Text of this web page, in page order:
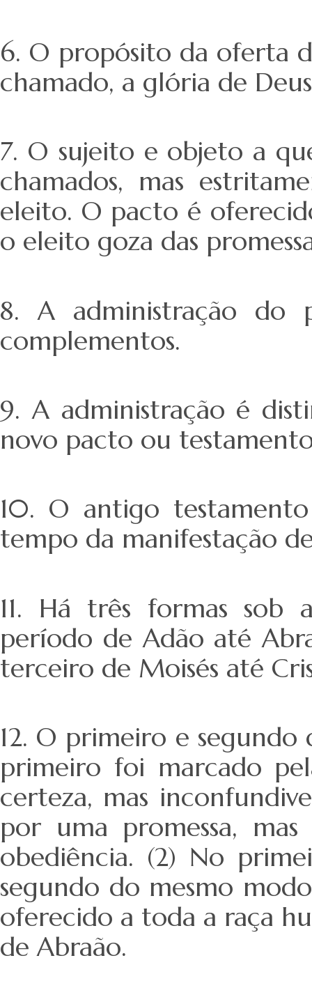
6. O propósito da oferta
chamado, a glória de
7. O sujeito e objeto a
chamados, mas
eleito. O pacto é
o eleito goza das
8. A administração do
complementos.
9. A administração é
novo pacto ou
10. O antigo
tempo da manifestação
11. Há três formas
período de Adão até
terceiro de Moisés até
12. O primeiro e segundo
primeiro foi marcado
certeza, mas
por uma promessa,
obediência. (2) No
segundo do mesmo
oferecido a toda a raça
de Abraão.